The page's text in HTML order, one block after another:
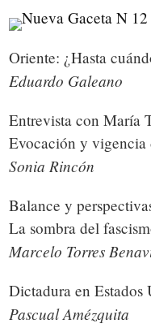
Oriente: ¿Hasta
Eduardo Galeano
Entrevista con María
Evocación y vigencia
Sonia Rincón
Balance y
La sombra del
Marcelo Torres
Dictadura en Estados
Pascual Amézquita